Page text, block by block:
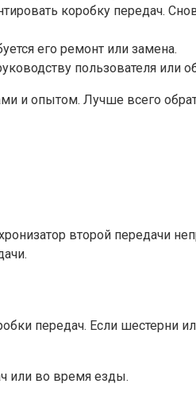
коробку передач.
его ремонт или замена.
пользователя или
и опытом. Лучше всего
второй передачи
передач. Если шестерни
или во время езды.